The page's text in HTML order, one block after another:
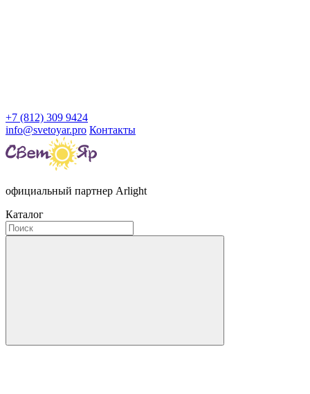
+7 (812) 309 9424
info@svetoyar.pro Контакты
официальный партнер Arlight
Каталог